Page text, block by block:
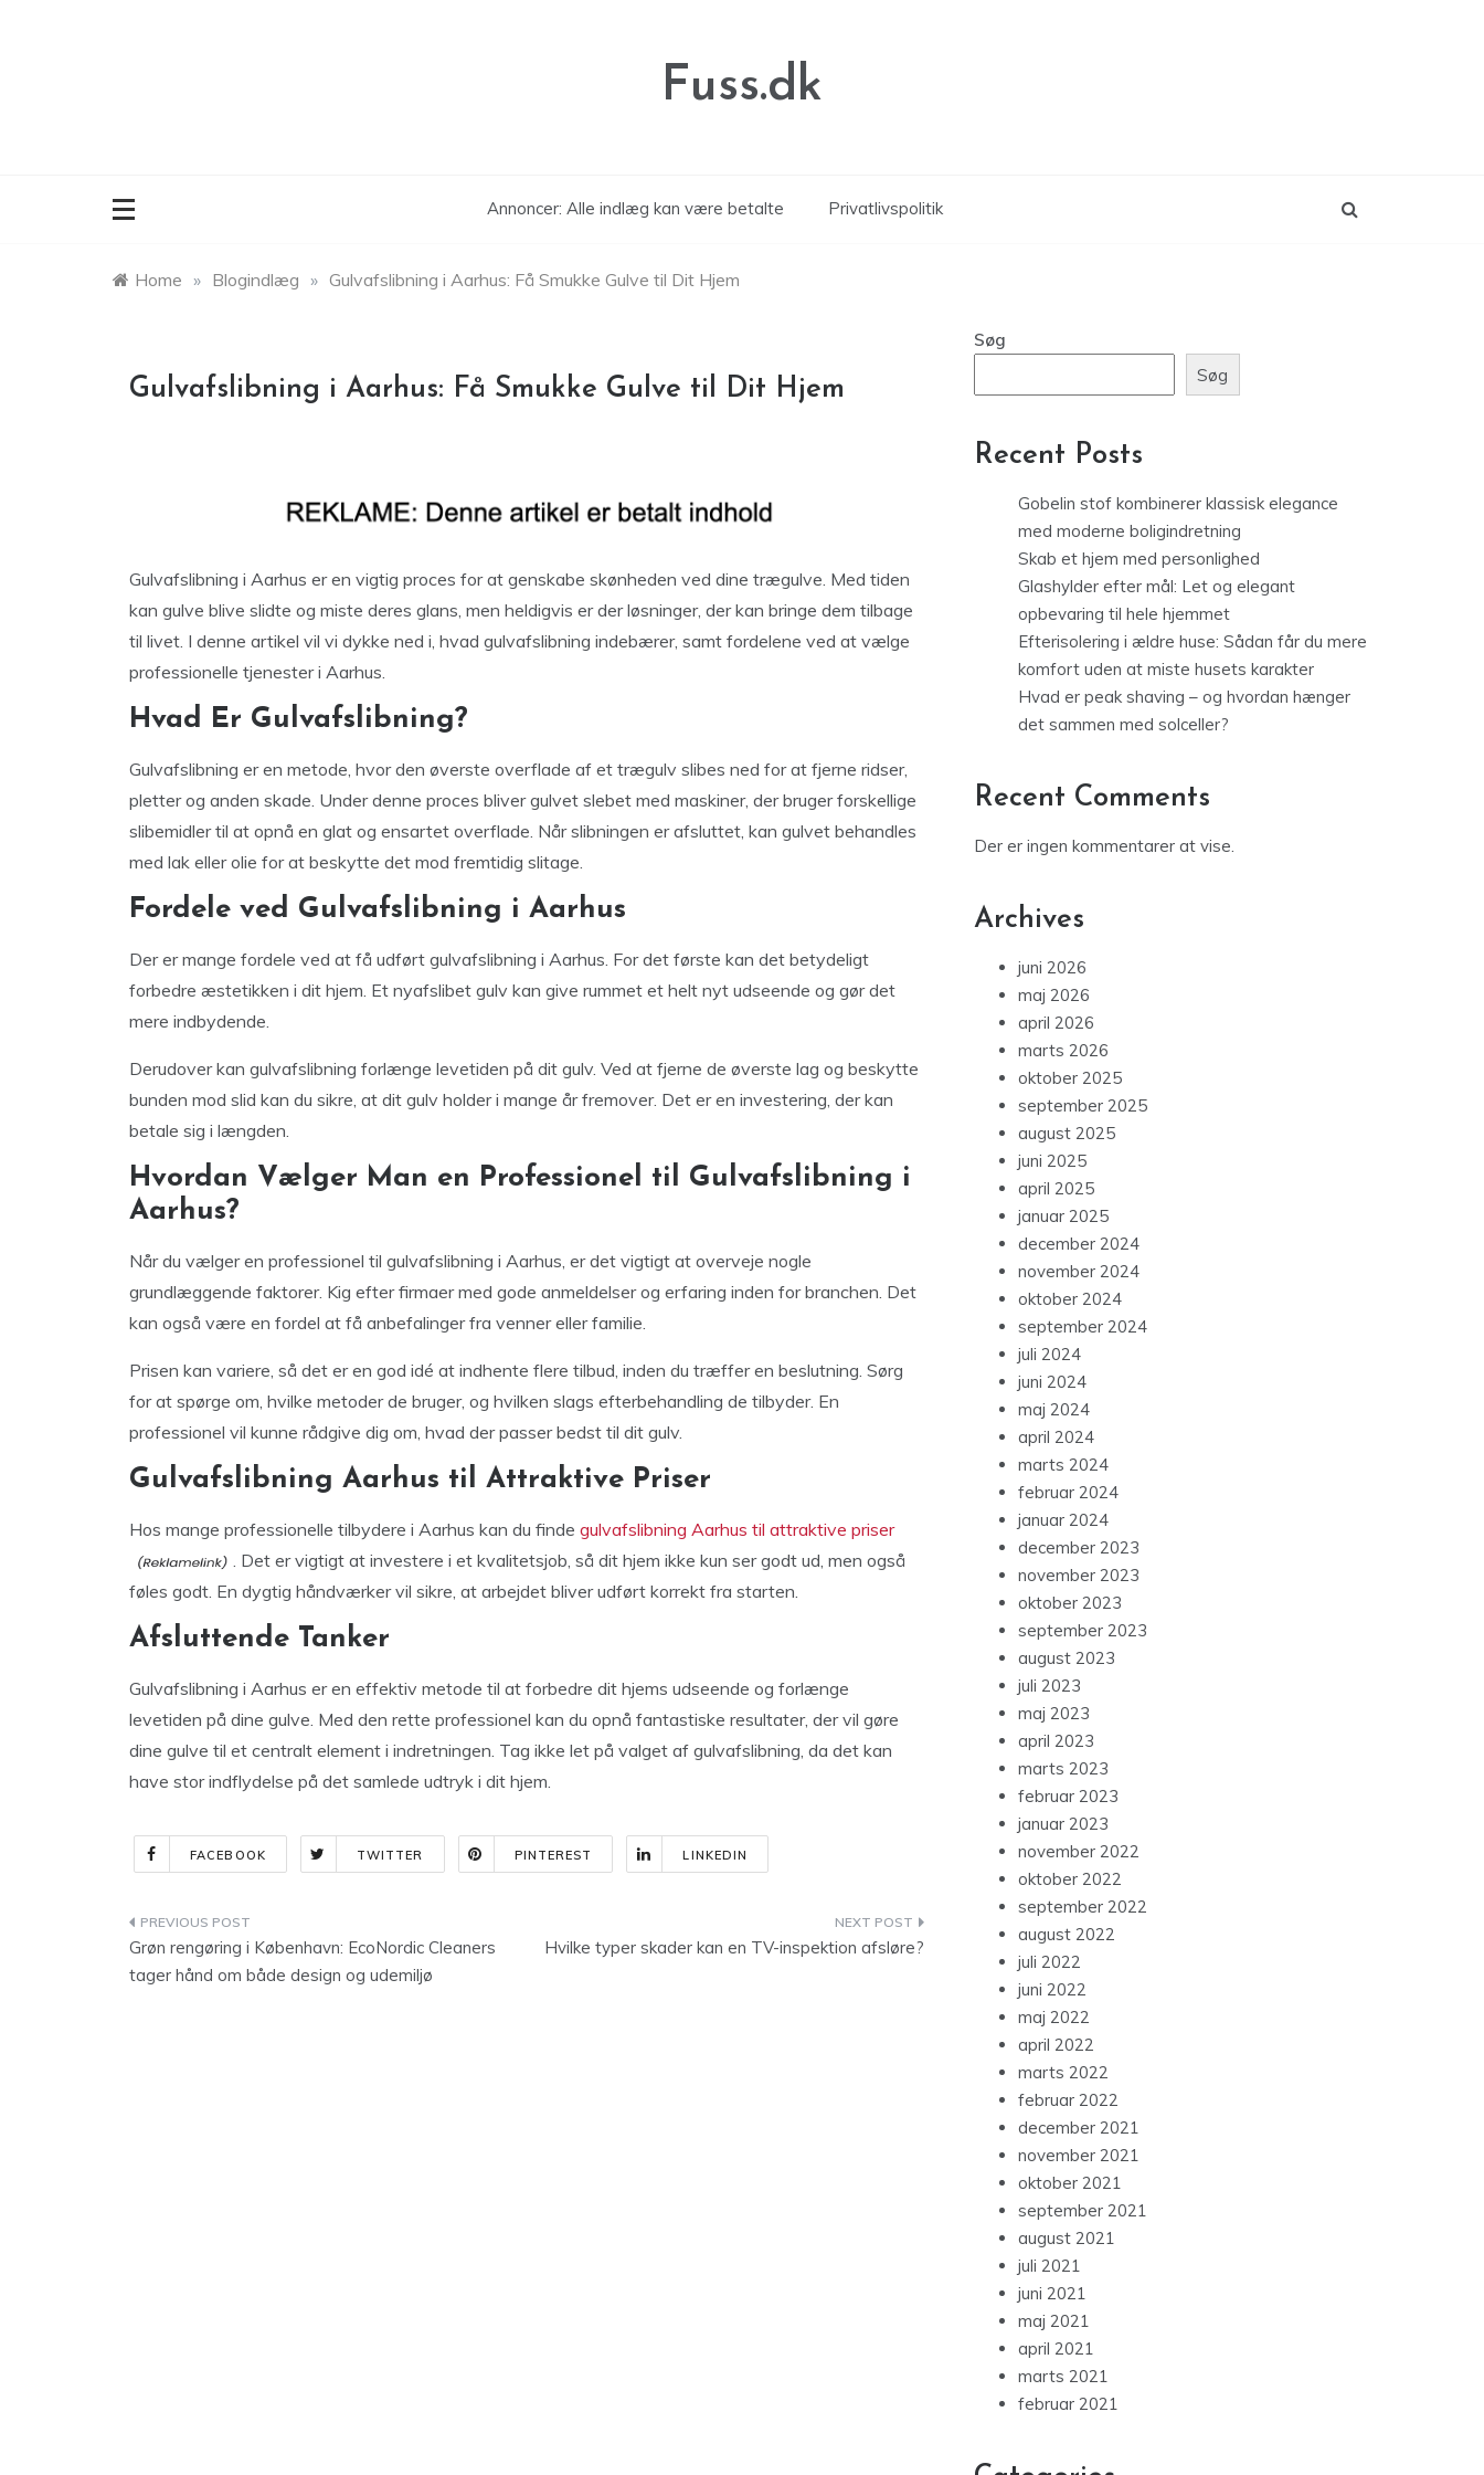
Fuss.dk
Annoncer: Alle indlæg kan være betalte Privatlivspolitik
Home » Blogindlæg » Gulvafslibning i Aarhus: Få Smukke Gulve til Dit Hjem
Gulvafslibning i Aarhus: Få Smukke Gulve til Dit Hjem
Gulvafslibning i Aarhus er en vigtig proces for at genskabe skønheden ved dine trægulve. Med tiden
kan gulve blive slidte og miste deres glans, men heldigvis er der løsninger, der kan bringe dem tilbage
til livet. I denne artikel vil vi dykke ned i, hvad gulvafslibning indebærer, samt fordelene ved at vælge
professionelle tjenester i Aarhus.
Hvad Er Gulvafslibning?
Gulvafslibning er en metode, hvor den øverste overflade af et trægulv slibes ned for at fjerne ridser,
pletter og anden skade. Under denne proces bliver gulvet slebet med maskiner, der bruger forskellige
slibemidler til at opnå en glat og ensartet overflade. Når slibningen er afsluttet, kan gulvet behandles
med lak eller olie for at beskytte det mod fremtidig slitage.
Fordele ved Gulvafslibning i Aarhus
Der er mange fordele ved at få udført gulvafslibning i Aarhus. For det første kan det betydeligt
forbedre æstetikken i dit hjem. Et nyafslibet gulv kan give rummet et helt nyt udseende og gør det
mere indbydende.
Derudover kan gulvafslibning forlænge levetiden på dit gulv. Ved at fjerne de øverste lag og beskytte
bunden mod slid kan du sikre, at dit gulv holder i mange år fremover. Det er en investering, der kan
betale sig i længden.
Hvordan Vælger Man en Professionel til Gulvafslibning i
Aarhus?
Når du vælger en professionel til gulvafslibning i Aarhus, er det vigtigt at overveje nogle
grundlæggende faktorer. Kig efter firmaer med gode anmeldelser og erfaring inden for branchen. Det
kan også være en fordel at få anbefalinger fra venner eller familie.
Prisen kan variere, så det er en god idé at indhente flere tilbud, inden du træffer en beslutning. Sørg
for at spørge om, hvilke metoder de bruger, og hvilken slags efterbehandling de tilbyder. En
professionel vil kunne rådgive dig om, hvad der passer bedst til dit gulv.
Gulvafslibning Aarhus til Attraktive Priser
Hos mange professionelle tilbydere i Aarhus kan du finde gulvafslibning Aarhus til attraktive priser
. Det er vigtigt at investere i et kvalitetsjob, så dit hjem ikke kun ser godt ud, men også
føles godt. En dygtig håndværker vil sikre, at arbejdet bliver udført korrekt fra starten.
Afsluttende Tanker
Gulvafslibning i Aarhus er en effektiv metode til at forbedre dit hjems udseende og forlænge
levetiden på dine gulve. Med den rette professionel kan du opnå fantastiske resultater, der vil gøre
dine gulve til et centralt element i indretningen. Tag ikke let på valget af gulvafslibning, da det kan
have stor indflydelse på det samlede udtryk i dit hjem.
FACEBOOK TWITTER PINTEREST LINKEDIN
Indlægsnavigation
Grøn rengøring i København: EcoNordic Cleaners
tager hånd om både design og udemiljø
Hvilke typer skader kan en TV-inspektion afsløre?
Søg
Søg
Recent Posts
Gobelin stof kombinerer klassisk elegance
med moderne boligindretning
Skab et hjem med personlighed
Glashylder efter mål: Let og elegant
opbevaring til hele hjemmet
Efterisolering i ældre huse: Sådan får du mere
komfort uden at miste husets karakter
Hvad er peak shaving – og hvordan hænger
det sammen med solceller?
Recent Comments
Der er ingen kommentarer at vise.
Archives
juni 2026
maj 2026
april 2026
marts 2026
oktober 2025
september 2025
august 2025
juni 2025
april 2025
januar 2025
december 2024
november 2024
oktober 2024
september 2024
juli 2024
juni 2024
maj 2024
april 2024
marts 2024
februar 2024
januar 2024
december 2023
november 2023
oktober 2023
september 2023
august 2023
juli 2023
maj 2023
april 2023
marts 2023
februar 2023
januar 2023
november 2022
oktober 2022
september 2022
august 2022
juli 2022
juni 2022
maj 2022
april 2022
marts 2022
februar 2022
december 2021
november 2021
oktober 2021
september 2021
august 2021
juli 2021
juni 2021
maj 2021
april 2021
marts 2021
februar 2021